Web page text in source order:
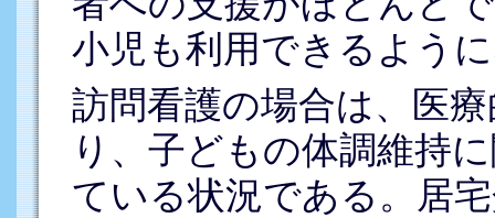
小児も利用できるよう
訪問看護の場合は、医
り、子どもの体調維持
ている状況である。居